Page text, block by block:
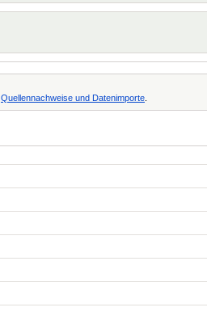
Quellennachweise und Datenimporte